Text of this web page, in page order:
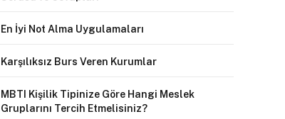
En İyi Not Alma Uygulamaları
Karşılıksız Burs Veren Kurumlar
MBTI Kişilik Tipinize Göre Hangi Meslek
Gruplarını Tercih Etmelisiniz?